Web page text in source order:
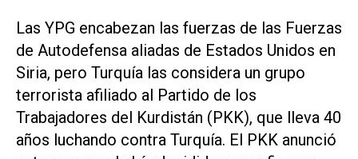
Las YPG encabezan las fuerzas de las Fuerzas
de Autodefensa aliadas de Estados Unidos en
Siria, pero Turquía las considera un grupo
terrorista afiliado al Partido de los
Trabajadores del Kurdistán (PKK), que lleva 40
años luchando contra Turquía. El PKK anunció